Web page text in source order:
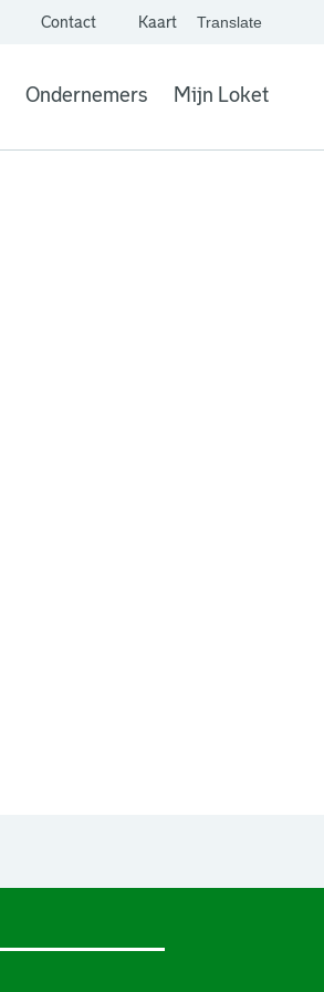
Contact Kaart
. Link opent een
Translate
website,
Vertaal
Ondernemers Mijn Loket
. Link opent een